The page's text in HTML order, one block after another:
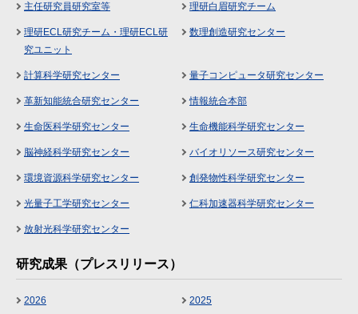
主任研究員研究室等 理研白眉研究チーム
理研ECL研究チーム・理研ECL研
究ユニット
数理創造研究センター
計算科学研究センター 量子コンピュータ研究センター
革新知能統合研究センター 情報統合本部
生命医科学研究センター 生命機能科学研究センター
脳神経科学研究センター バイオリソース研究センター
環境資源科学研究センター 創発物性科学研究センター
光量子工学研究センター 仁科加速器科学研究センター
放射光科学研究センター
研究成果（プレスリリース）
2026 2025